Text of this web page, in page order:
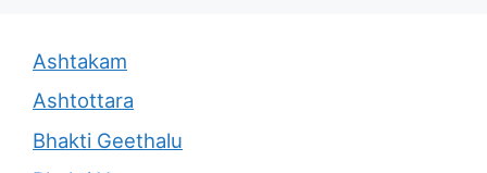
Ashtakam
Ashtottara
Bhakti Geethalu